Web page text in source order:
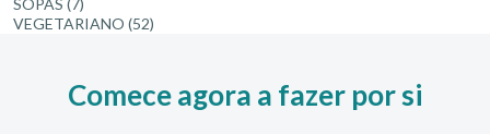
SOPAS (7)
VEGETARIANO (52)
Comece agora a fazer por si